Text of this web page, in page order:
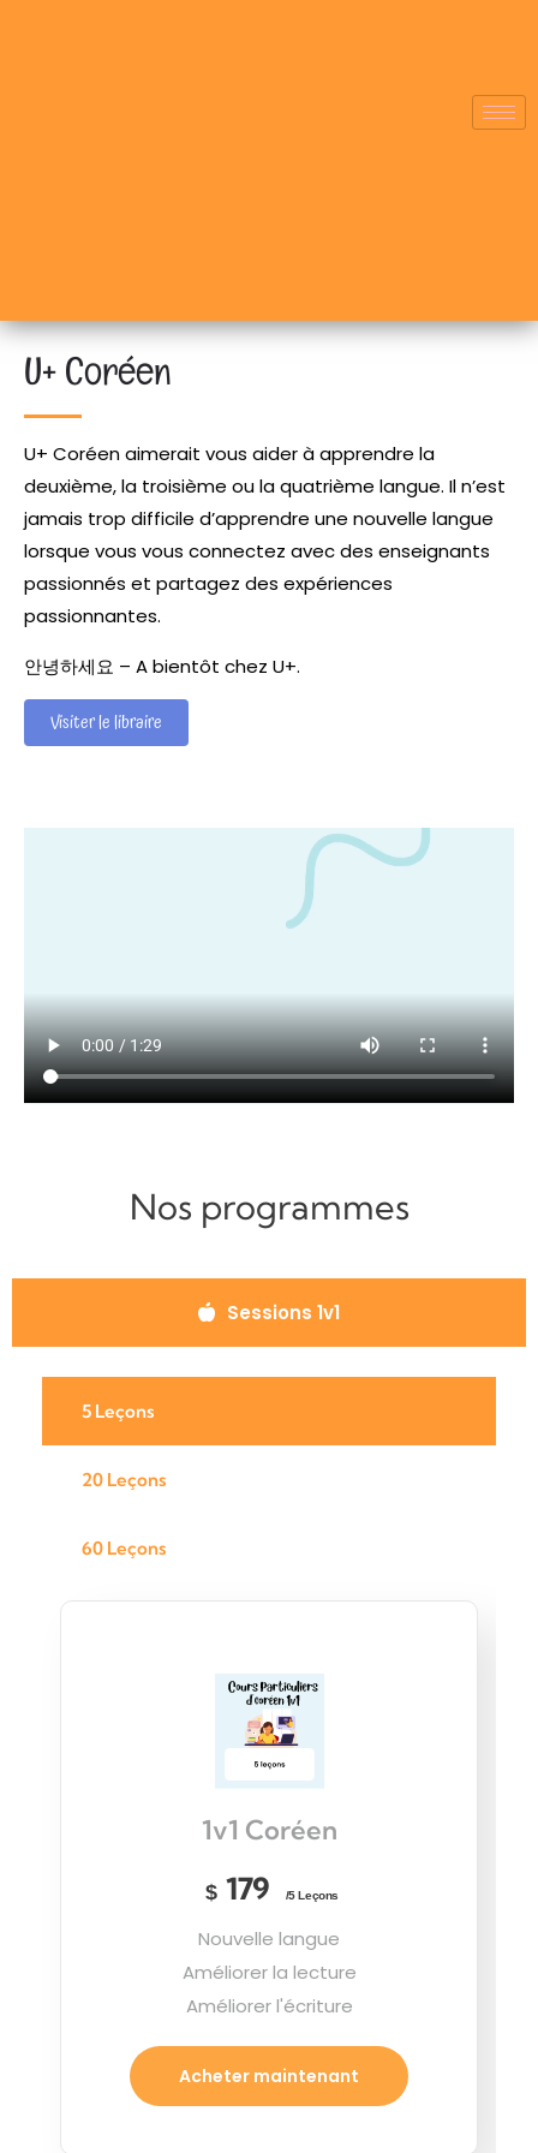
U+ Coréen
U+ Coréen aimerait vous aider à apprendre la
deuxième, la troisième ou la quatrième langue. Il n’est
jamais trop difficile d’apprendre une nouvelle langue
lorsque vous vous connectez avec des enseignants
passionnés et partagez des expériences
passionnantes.
안녕하세요 – A bientôt chez U+.
Visiter le libraire
Nos programmes
Sessions 1v1
5 Leçons
20 Leçons
60 Leçons
1v1 Coréen
$ 179 /5 Leçons
Nouvelle langue
Améliorer la lecture
Améliorer l'écriture
Acheter maintenant